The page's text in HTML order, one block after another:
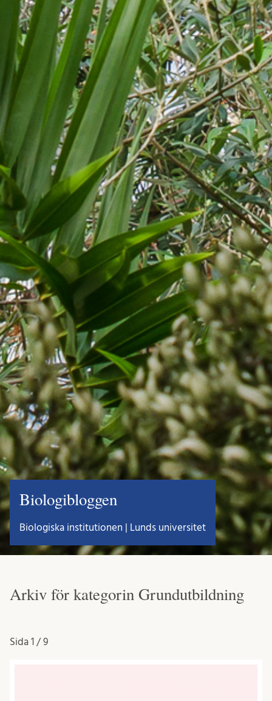
Biologibloggen
Biologiska institutionen | Lunds universitet
Arkiv för kategorin Grundutbildning
Sida 1 / 9